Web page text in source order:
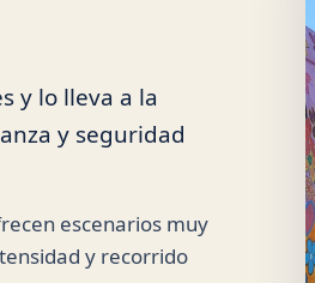
y lo lleva a la
y seguridad
escenarios muy
y recorrido